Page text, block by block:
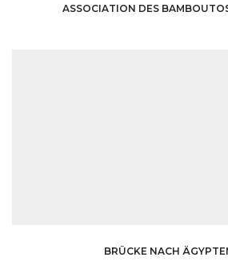
ASSOCIATION DES
BRÜCKE NACH